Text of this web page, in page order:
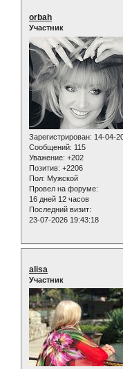
orbah
Участник
Зарегистрирован: 14-04-
Сообщений: 115
Уважение: +202
Позитив: +2206
Пол: Мужской
Провел на форуме:
16 дней 12 часов
Последний визит:
23-07-2026 19:43:18
alisa
Участник